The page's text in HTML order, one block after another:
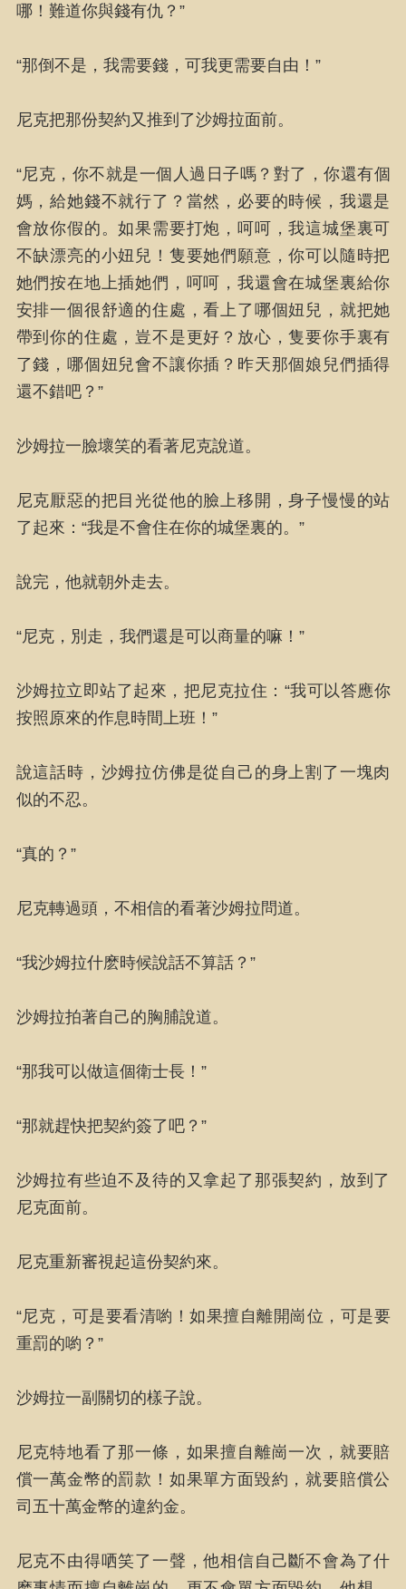
哪！難道你與錢有仇？”
“那倒不是，我需要錢，可我更需要自由！”
尼克把那份契約又推到了沙姆拉面前。
“尼克，你不就是一個人過日子嗎？對了，你還有個
媽，給她錢不就行了？當然，必要的時候，我還是
會放你假的。如果需要打炮，呵呵，我這城堡裏可
不缺漂亮的小妞兒！隻要她們願意，你可以隨時把
她們按在地上插她們，呵呵，我還會在城堡裏給你
安排一個很舒適的住處，看上了哪個妞兒，就把她
帶到你的住處，豈不是更好？放心，隻要你手裏有
了錢，哪個妞兒會不讓你插？昨天那個娘兒們插得
還不錯吧？”
沙姆拉一臉壞笑的看著尼克說道。
尼克厭惡的把目光從他的臉上移開，身子慢慢的站
了起來：“我是不會住在你的城堡裏的。”
說完，他就朝外走去。
“尼克，別走，我們還是可以商量的嘛！”
沙姆拉立即站了起來，把尼克拉住：“我可以答應你
按照原來的作息時間上班！”
說這話時，沙姆拉仿佛是從自己的身上割了一塊肉
似的不忍。
“真的？”
尼克轉過頭，不相信的看著沙姆拉問道。
“我沙姆拉什麽時候說話不算話？”
沙姆拉拍著自己的胸脯說道。
“那我可以做這個衛士長！”
“那就趕快把契約簽了吧？”
沙姆拉有些迫不及待的又拿起了那張契約，放到了
尼克面前。
尼克重新審視起這份契約來。
“尼克，可是要看清喲！如果擅自離開崗位，可是要
重罰的喲？”
沙姆拉一副關切的樣子說。
尼克特地看了那一條，如果擅自離崗一次，就要賠
償一萬金幣的罰款！如果單方面毀約，就要賠償公
司五十萬金幣的違約金。
尼克不由得哂笑了一聲，他相信自己斷不會為了什